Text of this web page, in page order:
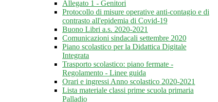
Allegato 1 - Genitori
Protocollo di misure operative anti-contagio e di
contrasto all'epidemia di Covid-19
Buono Libri a.s. 2020-2021
Comunicazioni sindacali settembre 2020
Piano scolastico per la Didattica Digitale
Integrata
Trasporto scolastico: piano fermate -
Regolamento - Linee guida
Orari e ingressi Anno scolastico 2020-2021
Lista materiale classi prime scuola primaria
Palladio